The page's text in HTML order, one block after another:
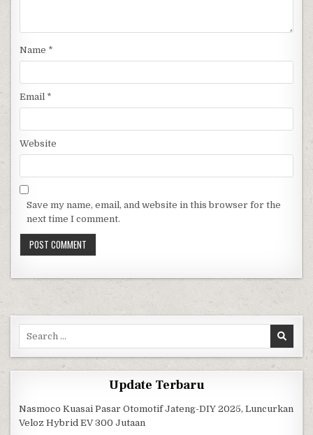
Name *
Email *
Website
Save my name, email, and website in this browser for the
next time I comment.
Search for:
Update Terbaru
Nasmoco Kuasai Pasar Otomotif Jateng-DIY 2025, Luncurkan
Veloz Hybrid EV 300 Jutaan